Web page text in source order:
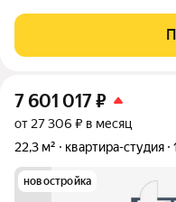
благоустроенные дворы
комплексы, спортивные
7 601 017₽
от 27 306 ₽ в месяц
22,3 м²
квартира-студия
новостройка